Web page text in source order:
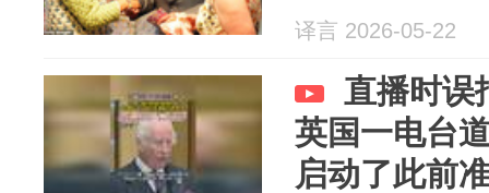
译言 2026-05-22
直播时误
英国一电台
启动了此前